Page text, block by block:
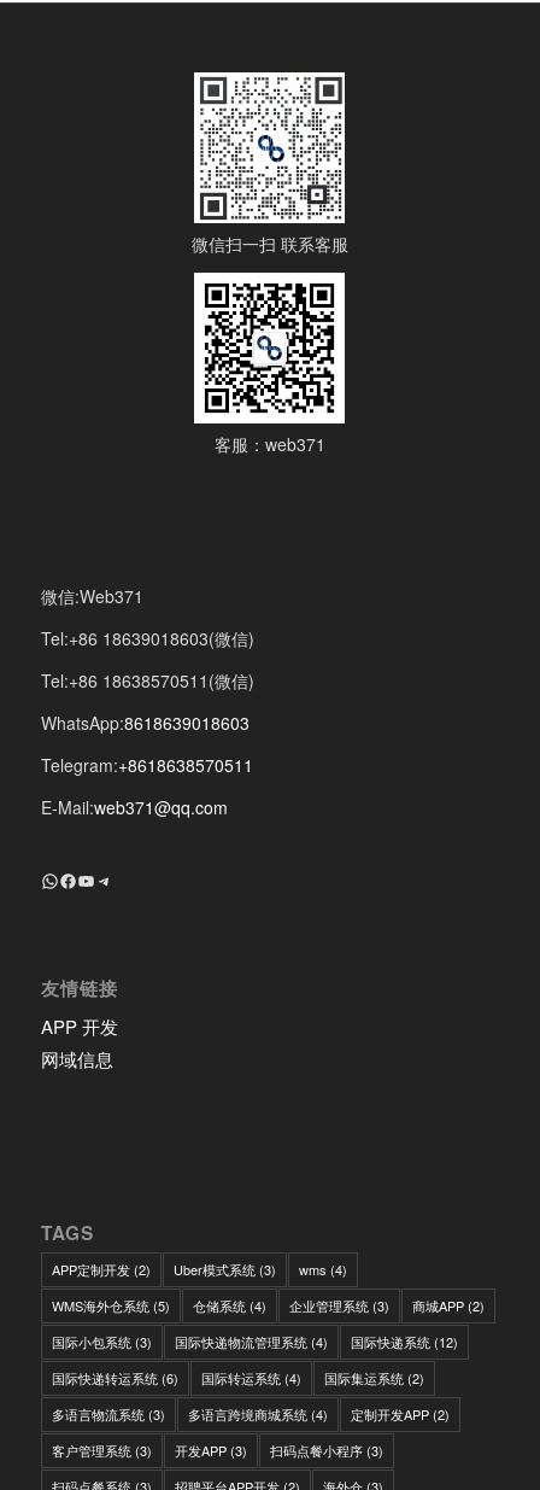
微信扫一扫 联系客服
客服：web371
微信:Web371
Tel:+86 18639018603(微信)
Tel:+86 18638570511(微信)
WhatsApp:8618639018603
Telegram:+8618638570511
E-Mail:web371@qq.com
+8618639018603
Facebook
YouTube
Telegram
友情链接
APP 开发
网域信息
TAGS
APP定制开发(2) Uber模式系统 (3) wms (4)
WMS海外仓系统 (5) 仓储系统 (4) 企业管理系统 (3) 商城APP(2)
国际小包系统 (3) 国际快递物流管理系统 (4) 国际快递系统 (12)
国际快递转运系统 (6) 国际转运系统 (4) 国际集运系统 (2)
多语言物流系统 (3) 多语言跨境商城系统 (4) 定制开发APP(2)
客户管理系统 (3) 开发APP(3) 扫码点餐小程序(3)
扫码点餐系统 (3) 招聘平台APP开发(2) 海外仓(3)